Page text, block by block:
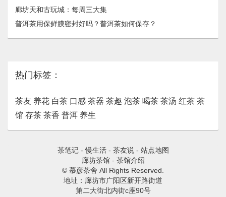
廊坊天和古玩城：每周三大集
普洱茶用保鲜膜密封好吗？普洱茶如何保存？
热门标签：
茶友 养花 白茶 口感 茶器 茶趣 泡茶 喝茶 茶汤 红茶 茶
馆 存茶 茶香 普洱 养生
茶笔记-慢生活- 茶友说- 站点地图
廊坊茶馆- 茶馆介绍
© 慕彦茶舍 All Rights Reserved.
地址：廊坊市广阳区新开路街道
第二大街北内街c座90号